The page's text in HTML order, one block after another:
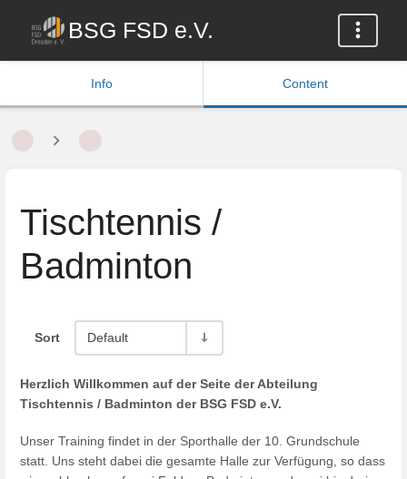
BSG FSD e.V.
Info Content
Tischtennis /
Badminton
Sort Default
Herzlich Willkommen auf der Seite der Abteilung
Tischtennis / Badminton der BSG FSD e.V.
Unser Training findet in der Sporthalle der 10. Grundschule
statt. Uns steht dabei die gesamte Halle zur Verfügung, so dass